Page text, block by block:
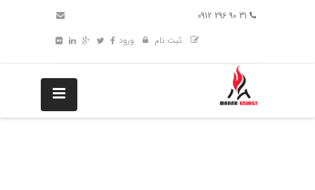
ثبت نام
ورود